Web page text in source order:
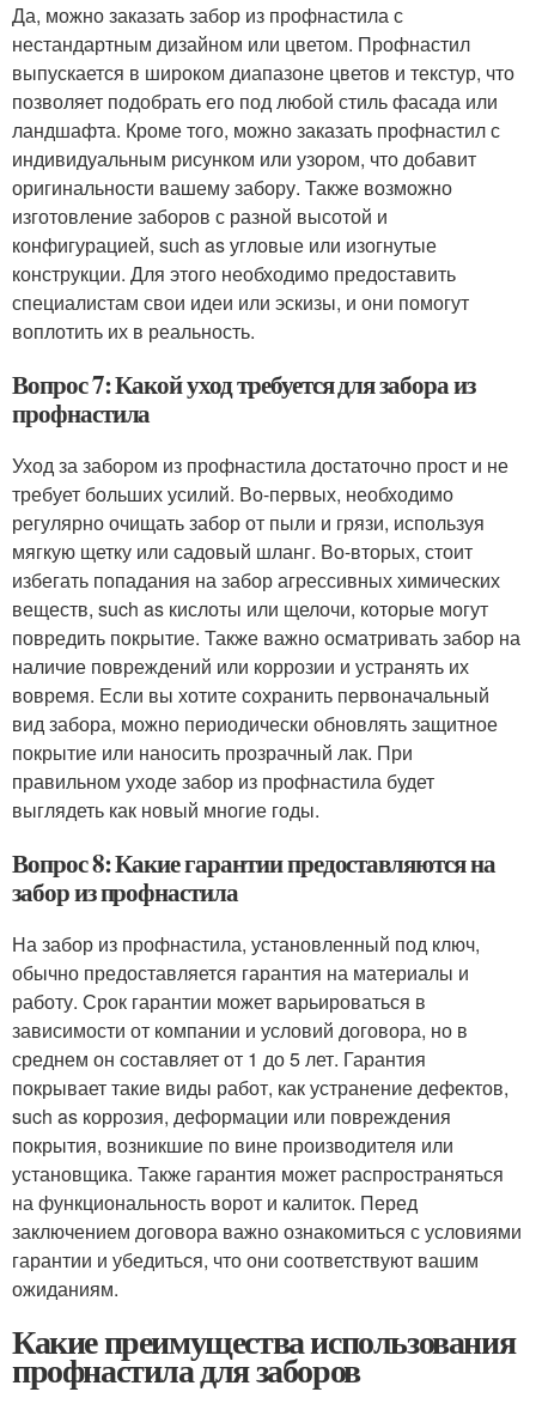
Да, можно заказать забор из профнастила с
нестандартным дизайном или цветом. Профнастил
выпускается в широком диапазоне цветов и текстур, что
позволяет подобрать его под любой стиль фасада или
ландшафта. Кроме того, можно заказать профнастил с
индивидуальным рисунком или узором, что добавит
оригинальности вашему забору. Также возможно
изготовление заборов с разной высотой и
конфигурацией, such as угловые или изогнутые
конструкции. Для этого необходимо предоставить
специалистам свои идеи или эскизы, и они помогут
воплотить их в реальность.
Вопрос 7: Какой уход требуется для забора из
профнастила
Уход за забором из профнастила достаточно прост и не
требует больших усилий. Во-первых, необходимо
регулярно очищать забор от пыли и грязи, используя
мягкую щетку или садовый шланг. Во-вторых, стоит
избегать попадания на забор агрессивных химических
веществ, such as кислоты или щелочи, которые могут
повредить покрытие. Также важно осматривать забор на
наличие повреждений или коррозии и устранять их
вовремя. Если вы хотите сохранить первоначальный
вид забора, можно периодически обновлять защитное
покрытие или наносить прозрачный лак. При
правильном уходе забор из профнастила будет
выглядеть как новый многие годы.
Вопрос 8: Какие гарантии предоставляются на
забор из профнастила
На забор из профнастила, установленный под ключ,
обычно предоставляется гарантия на материалы и
работу. Срок гарантии может варьироваться в
зависимости от компании и условий договора, но в
среднем он составляет от 1 до 5 лет. Гарантия
покрывает такие виды работ, как устранение дефектов,
such as коррозия, деформации или повреждения
покрытия, возникшие по вине производителя или
установщика. Также гарантия может распространяться
на функциональность ворот и калиток. Перед
заключением договора важно ознакомиться с условиями
гарантии и убедиться, что они соответствуют вашим
ожиданиям.
Какие преимущества использования
профнастила для заборов